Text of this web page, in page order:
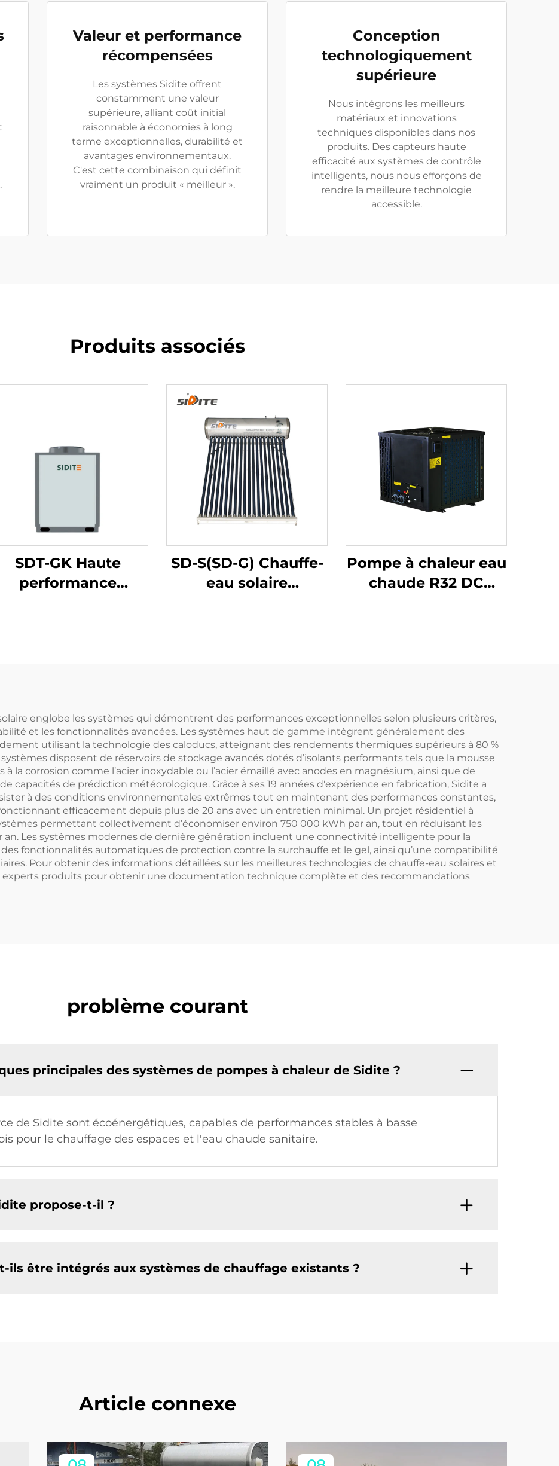
Valeur et performance
récompensées
Les systèmes Sidite offrent
constamment une valeur
supérieure, alliant coût initial
raisonnable à économies à long
terme exceptionnelles, durabilité et
avantages environnementaux.
C'est cette combinaison qui définit
vraiment un produit « meilleur ».
Conception
technologiquement
supérieure
Nous intégrons les meilleurs
matériaux et innovations
techniques disponibles dans nos
produits. Des capteurs haute
efficacité aux systèmes de contrôle
intelligents, nous nous efforçons de
rendre la meilleure technologie
accessible.
Produits associés
SDT-GK Haute
performance
Pompes à chaleur
pour eau chaude
SD-S(SD-G) Chauffe-
eau solaire
Pompe à chaleur eau
chaude R32 DC
englobe les systèmes qui démontrent des performances exceptionnelles selon plusieurs critères,
et les fonctionnalités avancées. Les systèmes haut de gamme intègrent généralement des
utilisant la technologie des caloducs, atteignant des rendements thermiques supérieurs à 80 %
disposent de réservoirs de stockage avancés dotés d’isolants performants tels que la mousse
la corrosion comme l’acier inoxydable ou l’acier émaillé avec anodes en magnésium, ainsi que de
capacités de prédiction météorologique. Grâce à ses 19 années d'expérience en fabrication, Sidite a
à des conditions environnementales extrêmes tout en maintenant des performances constantes,
efficacement depuis plus de 20 ans avec un entretien minimal. Un projet résidentiel à
permettant collectivement d’économiser environ 750 000 kWh par an, tout en réduisant les
an. Les systèmes modernes de dernière génération incluent une connectivité intelligente pour la
fonctionnalités automatiques de protection contre la surchauffe et le gel, ainsi qu’une compatibilité
Pour obtenir des informations détaillées sur les meilleures technologies de chauffe-eau solaires et
experts produits pour obtenir une documentation technique complète et des recommandations
problème courant
principales des systèmes de pompes à chaleur de Sidite ?
de Sidite sont écoénergétiques, capables de performances stables à basse
pour le chauffage des espaces et l'eau chaude sanitaire.
propose-t-il ?
ils être intégrés aux systèmes de chauffage existants ?
Article connexe